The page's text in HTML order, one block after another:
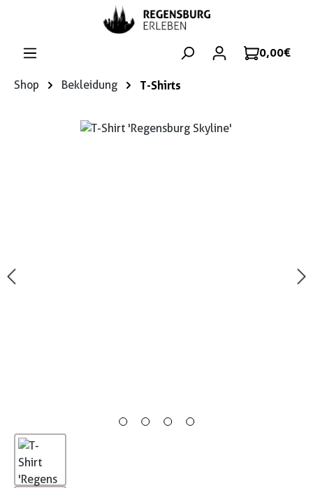
Zum Hauptinhalt springen
0,00 €
Shop Bekleidung T-Shirts
Bildergalerie überspringen